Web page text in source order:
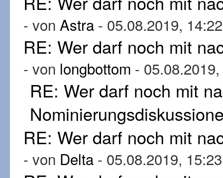
- von Astra - 05.08.2019, 14:22
RE: Wer darf noch mit
- von longbottom -
RE: Wer darf noch mit
RE: Wer darf noch mit
- von Delta - 05.08.2019, 15:23